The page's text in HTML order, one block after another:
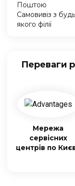
Поштою
Самовивіз з
якого філії
Переваги
Мережа
сервісних
центрів по